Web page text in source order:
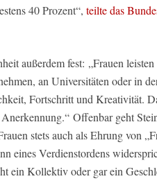
40 Prozent“, teilte das
außerdem fest: „Frauen
an Universitäten oder in
Fortschritt und Kreativität.
Offenbar geht
stets auch als Ehrung von
eines Verdienstordens
ein Kollektiv oder gar ein